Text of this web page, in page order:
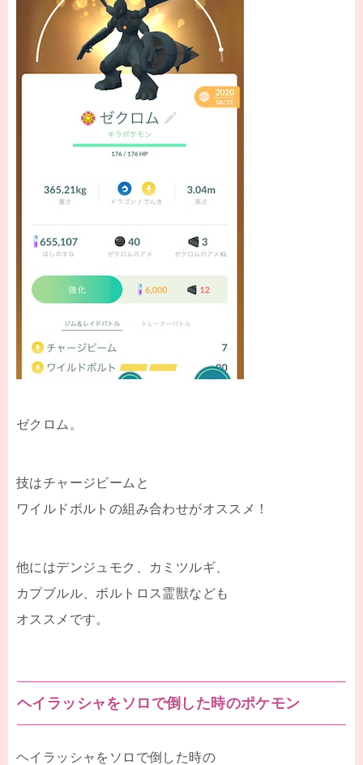
ゼクロム。
技はチャージビームと
ワイルドボルトの組み合わせがオススメ！
他にはデンジュモク、カミツルギ、
カプブルル、ボルトロス霊獣なども
オススメです。
ヘイラッシャをソロで倒した時のポケモン
ヘイラッシャをソロで倒した時の